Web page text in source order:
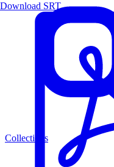
Collections
Download SRT